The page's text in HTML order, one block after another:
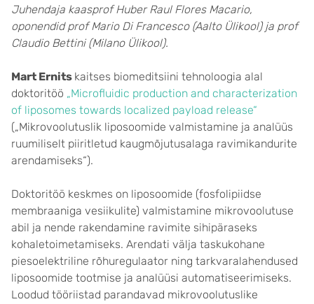
Juhendaja kaasprof Huber Raul Flores Macario,
oponendid prof Mario Di Francesco (Aalto Ülikool) ja prof
Claudio Bettini (Milano Ülikool).
Mart Ernits kaitses biomeditsiini tehnoloogia alal
doktoritöö „Microfluidic production and characterization
of liposomes towards localized payload release“
(„Mikrovoolutuslik liposoomide valmistamine ja analüüs
ruumiliselt piiritletud kaugmõjutusalaga ravimikandurite
arendamiseks“).
Doktoritöö keskmes on liposoomide (fosfolipiidse
membraaniga vesiikulite) valmistamine mikrovoolutuse
abil ja nende rakendamine ravimite sihipäraseks
kohaletoimetamiseks. Arendati välja taskukohane
piesoelektriline rõhuregulaator ning tarkvaralahendused
liposoomide tootmise ja analüüsi automatiseerimiseks.
Loodud tööriistad parandavad mikrovoolutuslike